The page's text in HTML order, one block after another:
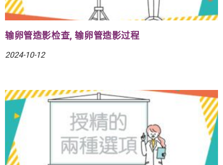
输卵管造影检查, 输卵管造影过程
2024-10-12